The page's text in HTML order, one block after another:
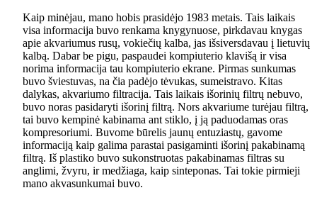
Kaip minėjau, mano hobis prasidėjo 1983 metais. Tais laikais
visa informacija buvo renkama knygynuose, pirkdavau knygas
apie akvariumus rusų, vokiečių kalba, jas išsiversdavau į lietuvių
kalbą. Dabar be pigu, paspaudei kompiuterio klavišą ir visa
norima informacija tau kompiuterio ekrane. Pirmas sunkumas
buvo šviestuvas, na čia padėjo tėvukas, sumeistravo. Kitas
dalykas, akvariumo filtracija. Tais laikais išorinių filtrų nebuvo,
buvo noras pasidaryti išorinį filtrą. Nors akvariume turėjau filtrą,
tai buvo kempinė kabinama ant stiklo, į ją paduodamas oras
kompresoriumi. Buvome būrelis jaunų entuziastų, gavome
informaciją kaip galima parastai pasigaminti išorinį pakabinamą
filtrą. Iš plastiko buvo sukonstruotas pakabinamas filtras su
anglimi, žvyru, ir medžiaga, kaip sinteponas. Tai tokie pirmieji
mano akvasunkumai buvo.